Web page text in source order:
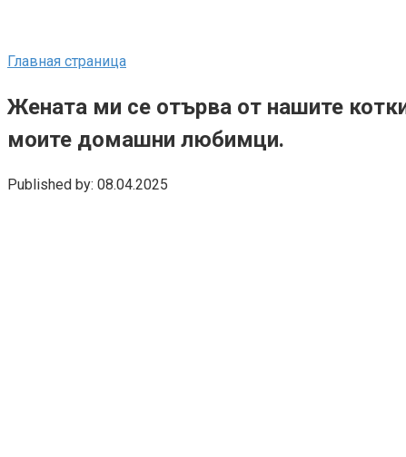
Главная страница
Жената ми се отърва от нашите
моите домашни любимци.
Published by: 08.04.2025